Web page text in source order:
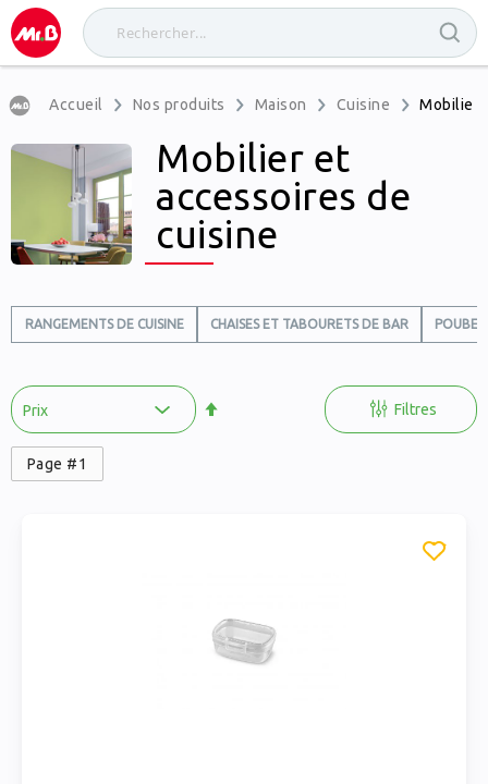
Accueil Nos produits Maison Cuisine Mobilier
Mobilier et
accessoires de
cuisine
RANGEMENTS DE CUISINE CHAISES ET TABOURETS DE BAR
Filtres
Page #1